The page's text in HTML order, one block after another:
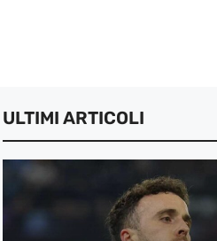
ULTIMI ARTICOLI